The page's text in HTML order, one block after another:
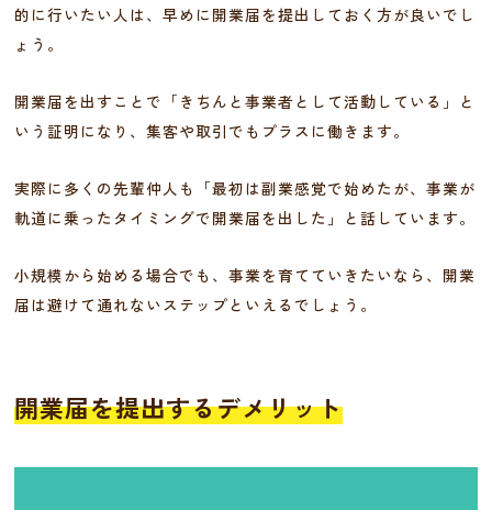
的に行いたい人は、早めに開業届を提出しておく方が良いでし
ょう。
開業届を出すことで「きちんと事業者として活動している」と
いう証明になり、集客や取引でもプラスに働きます。
実際に多くの先輩仲人も「最初は副業感覚で始めたが、事業が
軌道に乗ったタイミングで開業届を出した」と話しています。
小規模から始める場合でも、事業を育てていきたいなら、開業
届は避けて通れないステップといえるでしょう。
開業届を提出するデメリット